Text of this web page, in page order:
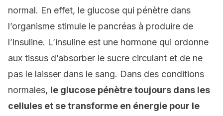
normal. En effet, le glucose qui pénètre dans
l’organisme stimule le pancréas à produire de
l’insuline. L’insuline est une hormone qui ordonne
aux tissus d’absorber le sucre circulant et de ne
pas le laisser dans le sang. Dans des conditions
normales, le glucose pénètre toujours dans les
cellules et se transforme en énergie pour le